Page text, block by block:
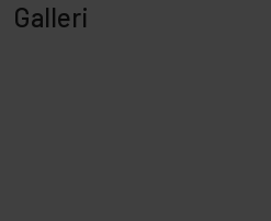
Galleri